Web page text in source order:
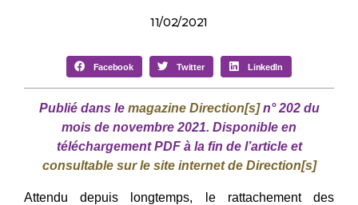
11/02/2021
Facebook Twitter LinkedIn
Publié dans le magazine Direction[s]n° 202 du
mois de novembre 2021. Disponible en
téléchargement PDF à la fin de l’article et
consultable sur le site internet de Direction[s]
Attendu depuis longtemps, le rattachement des